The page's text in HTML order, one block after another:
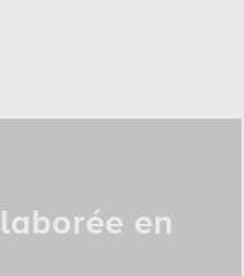
en